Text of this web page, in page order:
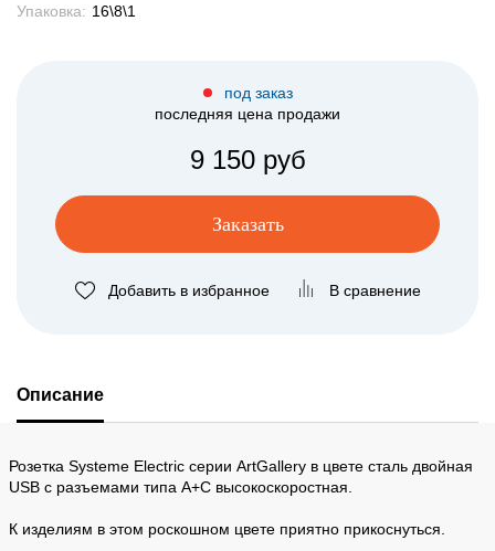
Упаковка: 16\8\1
под заказ
последняя цена продажи
9 150 руб
Заказать
Добавить в избранное В сравнение
Описание
Розетка Systeme Electric серии ArtGallery в цвете сталь двойная
USB с разъемами типа A+C высокоскоростная.
К изделиям в этом роскошном цвете приятно прикоснуться.